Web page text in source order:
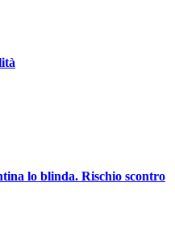
lo blinda. Rischio scontro